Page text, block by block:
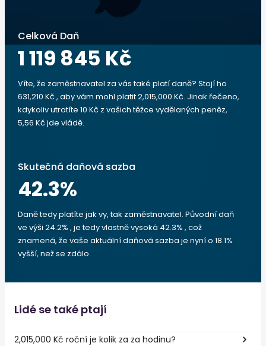
Celková Daň
1 119 845 Kč
Víte, že zaměstnavatel za vás také platí daně? Stojí ho
631,210 Kč , aby vám mohl platit 2,015,000 Kč. Jinak řečeno,
kdykoliv utratíte 10 Kč z vašich těžce vydělaných peněz,
5,56 Kč jde vládě.
Skutečná daňová sazba
42.3%
Daně tedy platíte jak vy, tak zaměstnavatel. Původní daň
ve výši 24.2% , je tedy vlastně vysoká 42.3% , což
znamená, že vaše aktuální daňová sazba je nyní o 18.1%
vyšší, než se zdálo.
Lidé se také ptají
2,015,000 Kč roční je kolik za za hodinu?